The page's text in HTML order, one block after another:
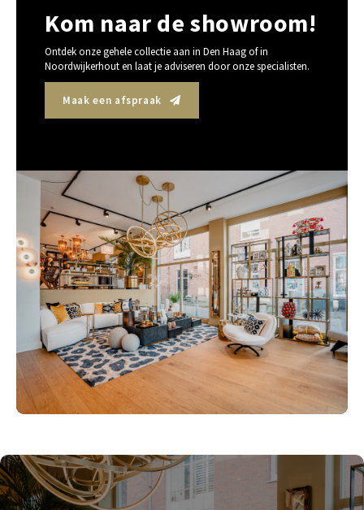
Kom naar de showroom!
Ontdek onze gehele collectie aan in Den Haag of in
Noordwijkerhout en laat je adviseren door onze specialisten.
Maak een afspraak